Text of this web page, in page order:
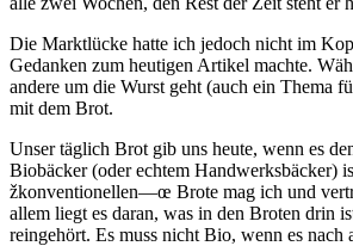
Die Marktlücke hatte ich jedoch nicht im
Gedanken zum heutigen Artikel machte.
andere um die Wurst geht (auch ein Thema
mit dem Brot.
Unser täglich Brot gib uns heute, wenn es
Biobäcker (oder echtem Handwerksbäcker)
žkonventionellen—œ Brote mag ich und
allem liegt es daran, was in den Broten drin
reingehört. Es muss nicht Bio, wenn es nach